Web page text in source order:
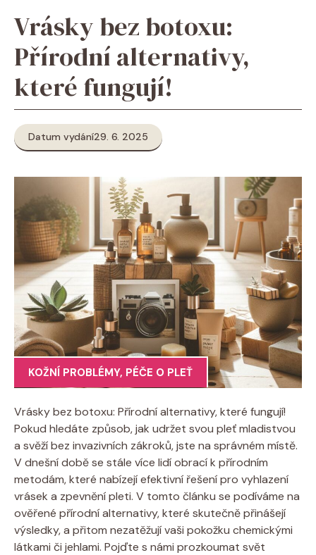
Vrásky bez botoxu:
Přírodní alternativy,
které fungují!
Datum vydání29. 6. 2025
KOŽNÍ PROBLÉMY, PÉČE O PLEŤ
Vrásky bez botoxu: Přírodní alternativy, které fungují!
Pokud hledáte způsob, jak udržet svou pleť mladistvou
a svěží bez invazivních zákroků, jste na správném místě.
V dnešní době se stále více lidí obrací k přírodním
metodám, které nabízejí efektivní řešení pro vyhlazení
vrásek a zpevnění pleti. V tomto článku se podíváme na
ověřené přírodní alternativy, které skutečně přinášejí
výsledky, a přitom nezatěžují vaši pokožku chemickými
látkami či jehlami. Pojďte s námi prozkoumat svět